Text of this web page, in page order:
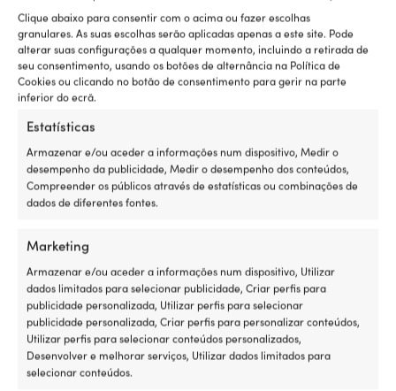
Clique abaixo para consentir com o acima ou fazer escolhas
granulares. As suas escolhas serão aplicadas apenas a este site. Pode
alterar suas configurações a qualquer momento, incluindo a retirada de
seu consentimento, usando os botões de alternância na Política de
Cookies ou clicando no botão de consentimento para gerir na parte
inferior do ecrã.
Estatísticas
Armazenar e/ou aceder a informações num dispositivo, Medir o
desempenho da publicidade, Medir o desempenho dos conteúdos,
Compreender os públicos através de estatísticas ou combinações de
dados de diferentes fontes.
Marketing
Armazenar e/ou aceder a informações num dispositivo, Utilizar
dados limitados para selecionar publicidade, Criar perfis para
publicidade personalizada, Utilizar perfis para selecionar
publicidade personalizada, Criar perfis para personalizar conteúdos,
Utilizar perfis para selecionar conteúdos personalizados,
Desenvolver e melhorar serviços, Utilizar dados limitados para
selecionar conteúdos.
Clientes super satisfeitos -4,7 / 5 no Trustpilot
Departamentos relacionados
Kits de serviço para motores de barco & rabeta
Descrição
Entrega & devoluções